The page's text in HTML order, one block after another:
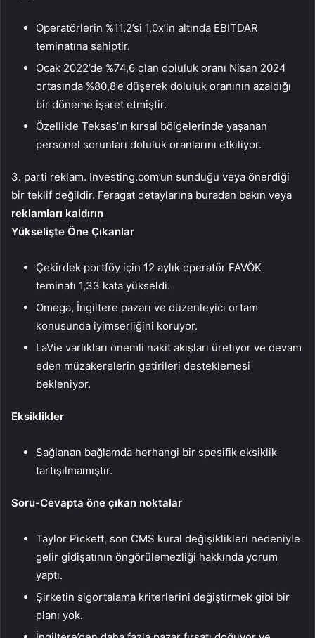
Operatörlerin %11,2’si 1,0x’in altında EBITDAR
teminatına sahiptir.
Ocak 2022’de %74,6 olan doluluk oranı Nisan 2024
ortasında %80,8’e düşerek doluluk oranının azaldığı
bir döneme işaret etmiştir.
Özellikle Teksas’ın kırsal bölgelerinde yaşanan
personel sorunları doluluk oranlarını etkiliyor.
3. parti reklam. Investing.com’un sunduğu veya önerdiği
bir teklif değildir. Feragat detaylarına buradan bakın veya
reklamları kaldırın
Yükselişte Öne Çıkanlar
Çekirdek portföy için 12 aylık operatör FAVÖK
teminatı 1,33 kata yükseldi.
Omega, İngiltere pazarı ve düzenleyici ortam
konusunda iyimserliğini koruyor.
LaVie varlıkları önemli nakit akışları üretiyor ve devam
eden müzakerelerin getirileri desteklemesi
bekleniyor.
Eksiklikler
Sağlanan bağlamda herhangi bir spesifik eksiklik
tartışılmamıştır.
Soru-Cevapta öne çıkan noktalar
Taylor Pickett, son CMS kural değişiklikleri nedeniyle
gelir gidişatının öngörülemezliği hakkında yorum
yaptı.
Şirketin sigortalama kriterlerini değiştirmek gibi bir
planı yok.